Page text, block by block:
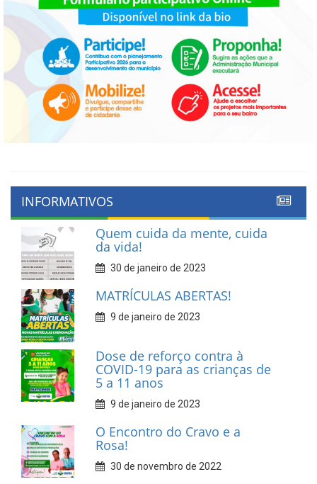
INFORMATIVOS
Quem cuida da mente, cuida
da vida!
30 de janeiro de 2023
MATRÍCULAS ABERTAS!
9 de janeiro de 2023
Dose de reforço contra à
COVID-19 para as crianças de
5 a 11 anos
9 de janeiro de 2023
O Encontro do Cravo e a
Rosa!
30 de novembro de 2022